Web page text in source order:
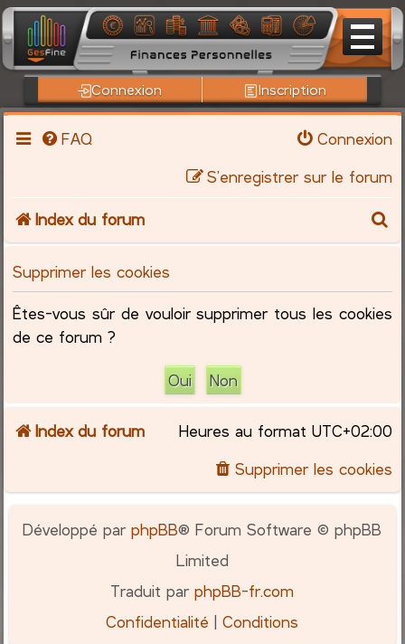
Connexion Inscription
FAQ
Connexion
S’enregistrer sur le forum
Index du forum
c
r
c
h
Supprimer les cookies
Êtes-vous sûr de vouloir supprimer tous les cookies
de ce forum ?
Index du forum Heures au format UTC+02:00
Supprimer les cookies
Développé parphpBB® Forum Software © phpBB
Limited
Traduit parphpBB-fr.com
Confidentialité |Conditions